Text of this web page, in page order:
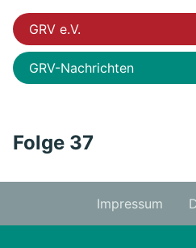
GRV e.V.
GRV-Nachrichten
Folge 37
Impressum